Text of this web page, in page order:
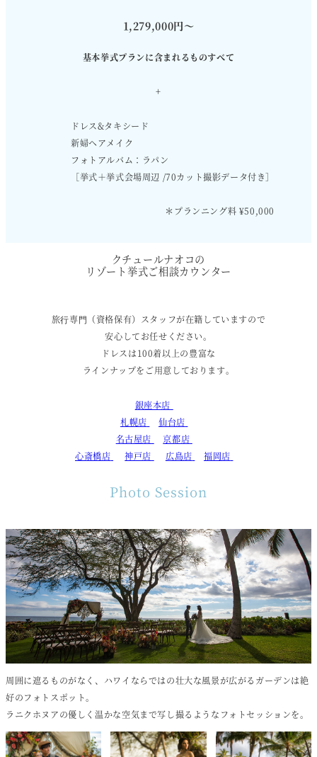
1,279,000円〜
基本挙式プランに含まれるものすべて
+
ドレス&タキシード
新婦ヘアメイク
フォトアルバム：ラパン
［挙式＋挙式会場周辺 /70カット撮影データ付き］
＊プランニング料 ¥50,000
クチュールナオコの
リゾート挙式ご相談カウンター
旅⾏専⾨（資格保有）スタッフが在籍していますので
安心してお任せください。
ドレスは100着以上の豊富な
ラインナップをご用意しております。
銀座本店
札幌店
仙台店
名古屋店
京都店
心斎橋店
神戸店 広島店 福岡店
Photo Session
周囲に遮るものがなく、ハワイならではの壮大な風景が広がるガーデンは絶
好のフォトスポット。
ラニクホヌアの優しく温かな空気まで写し撮るようなフォトセッションを。